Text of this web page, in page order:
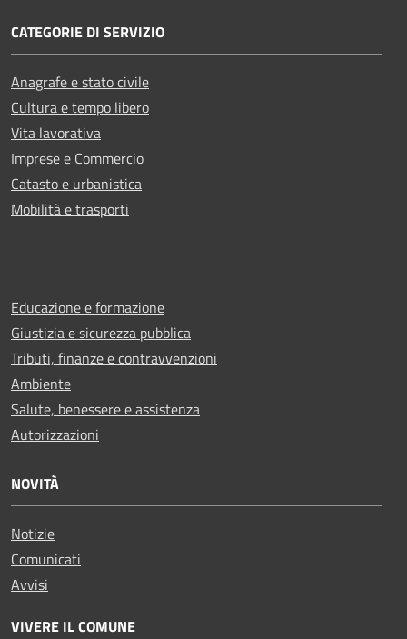
CATEGORIE DI SERVIZIO
Anagrafe e stato civile
Cultura e tempo libero
Vita lavorativa
Imprese e Commercio
Catasto e urbanistica
Mobilità e trasporti
Educazione e formazione
Giustizia e sicurezza pubblica
Tributi, finanze e contravvenzioni
Ambiente
Salute, benessere e assistenza
Autorizzazioni
NOVITÀ
Notizie
Comunicati
Avvisi
VIVERE IL COMUNE